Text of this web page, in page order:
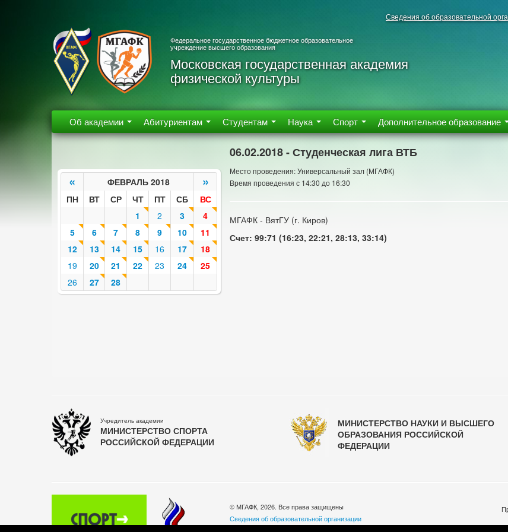
Сведения об образовательной
Федеральное государственное бюджетное образовательное
учреждение высшего образования
Московская государственная академия
физической культуры
Об академии Абитуриентам Студентам Наука Спорт Дополнительное образование
« ФЕВРАЛЬ 2018 »
ПН ВТ СР ЧТ ПТ СБ
ВС
1
2 3
4
5
6 7 8 9 10
11
12
13 14 15 16 17
18
19
20 21 22 23 24
25
26
27 28
06.02.2018 - Студенческая лига ВТБ
Место проведения: Универсальный зал (МГАФК)
Время проведения с 14:30 до 16:30
МГАФК - ВятГУ (г. Киров)
Счет: 99:71 (16:23, 22:21, 28:13, 33:14)
Учредитель академии
МИНИСТЕРСТВО СПОРТА
РОССИЙСКОЙ ФЕДЕРАЦИИ
МИНИСТЕРСТВО НАУКИ И ВЫСШЕГО
ОБРАЗОВАНИЯ РОССИЙСКОЙ
ФЕДЕРАЦИИ
© МГАФК, 2026. Все права защищены
Сведения об образовательной организации